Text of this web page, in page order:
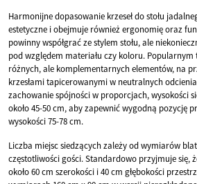
Harmonijne dopasowanie krzeseł do stołu
estetyczne i obejmuje również ergonomię oraz
powinny współgrać ze stylem stołu, ale
pod względem materiału czy koloru. Popularnym
różnych, ale komplementarnych elementów, na
krzesłami tapicerowanymi w neutralnych
zachowanie spójności w proporcjach, wysokości
około 45-50 cm, aby zapewnić wygodną pozycję
wysokości 75-78 cm.
Liczba miejsc siedzących zależy od wymiarów
częstotliwości gości. Standardowo przyjmuje się,
około 60 cm szerokości i 40 cm głębokości